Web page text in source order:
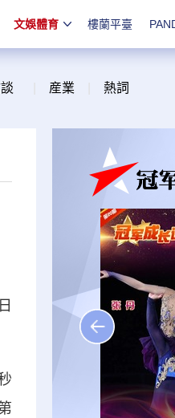
文娛體育 樓蘭平臺
産業 熱詞